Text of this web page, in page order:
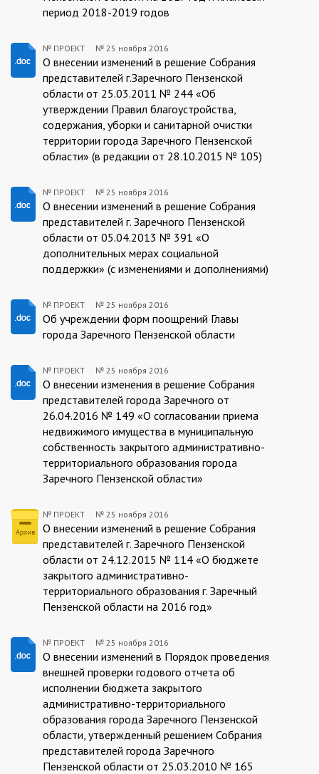
период 2018-2019 годов
ПРОЕКТ:2016-
№ ПРОЕКТ № 25 ноября 2016
О внесении изменений в решение Собрания
представителей г.Заречного Пензенской
области от 25.03.2011 № 244 «Об
утверждении Правил благоустройства,
содержания, уборки и санитарной очистки
территории города Заречного Пензенской
области» (в редакции от 28.10.2015 № 105)
ПРОЕКТ:2016-
№ ПРОЕКТ № 25 ноября 2016
О внесении изменений в решение Собрания
представителей г. Заречного Пензенской
области от 05.04.2013 № 391 «О
дополнительных мерах социальной
поддержки» (с изменениями и дополнениями)
ПРОЕКТ:2016-
25
№ ПРОЕКТ № 25 ноября 2016
Об учреждении форм поощрений Главы
города Заречного Пензенской области
ПРОЕКТ:2016-
№ ПРОЕКТ № 25 ноября 2016
О внесении изменения в решение Собрания
представителей города Заречного от
26.04.2016 № 149 «О согласовании приема
недвижимого имущества в муниципальную
собственность закрытого административно-
территориального образования города
Заречного Пензенской области»
ПРОЕКТ:2016-
№ ПРОЕКТ № 25 ноября 2016
О внесении изменений в решение Собрания
представителей г. Заречного Пензенской
области от 24.12.2015 № 114 «О бюджете
закрытого административно-
территориального образования г. Заречный
Пензенской области на 2016 год»
ПРОЕКТ:2016-
№ ПРОЕКТ № 25 ноября 2016
О внесении изменений в Порядок проведения
внешней проверки годового отчета об
исполнении бюджета закрытого
административно-территориального
образования города Заречного Пензенской
области, утвержденный решением Собрания
представителей города Заречного
Пензенской области от 25.03.2010 № 165